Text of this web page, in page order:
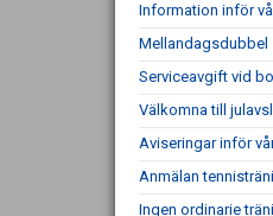
Information inför
Mellandagsdubbel
Serviceavgift vid
Välkomna till
Aviseringar inför
Anmälan
Ingen ordinarie